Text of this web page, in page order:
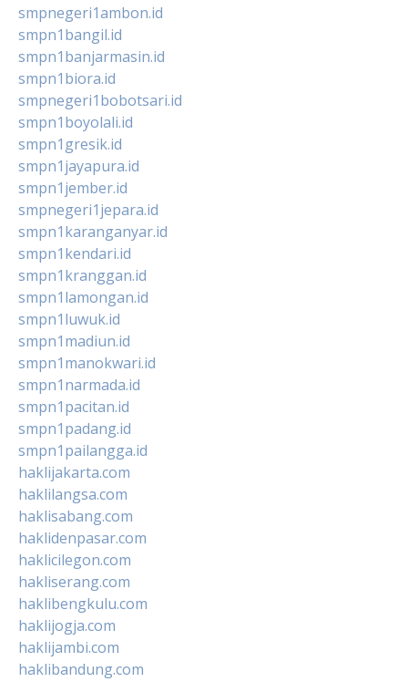
smpnegeri1ambon.id
smpn1bangil.id
smpn1banjarmasin.id
smpn1biora.id
smpnegeri1bobotsari.id
smpn1boyolali.id
smpn1gresik.id
smpn1jayapura.id
smpn1jember.id
smpnegeri1jepara.id
smpn1karanganyar.id
smpn1kendari.id
smpn1kranggan.id
smpn1lamongan.id
smpn1luwuk.id
smpn1madiun.id
smpn1manokwari.id
smpn1narmada.id
smpn1pacitan.id
smpn1padang.id
smpn1pailangga.id
haklijakarta.com
haklilangsa.com
haklisabang.com
haklidenpasar.com
haklicilegon.com
hakliserang.com
haklibengkulu.com
haklijogja.com
haklijambi.com
haklibandung.com